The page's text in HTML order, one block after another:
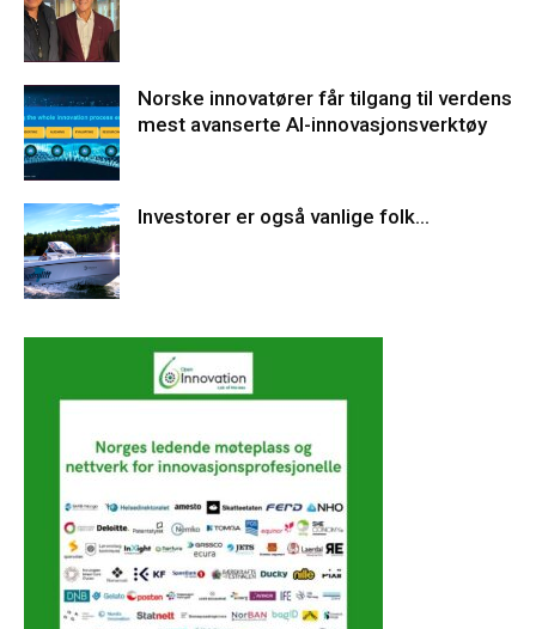
Norske innovatører får tilgang til verdens
mest avanserte AI-innovasjonsverktøy
Investorer er også vanlige folk…